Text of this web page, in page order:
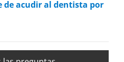
de acudir al dentista por